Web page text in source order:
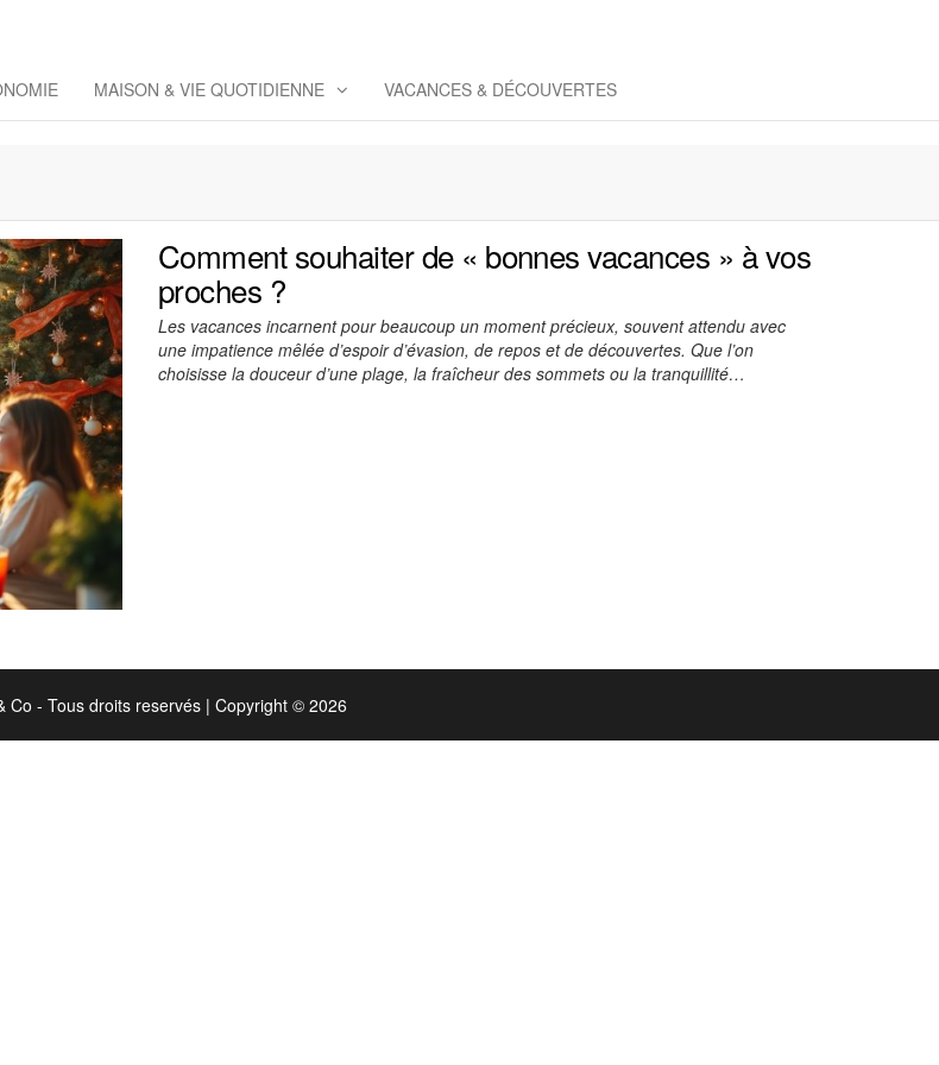
MAISON & VIE QUOTIDIENNE VACANCES & DÉCOUVERTES
Comment souhaiter de « bonnes vacances » à vos
proches ?
Les vacances incarnent pour beaucoup un moment précieux, souvent attendu avec
une impatience mêlée d’espoir d’évasion, de repos et de découvertes. Que l’on
choisisse la douceur d’une plage, la fraîcheur des sommets ou la tranquillité…
Co - Tous droits reservés | Copyright © 2026